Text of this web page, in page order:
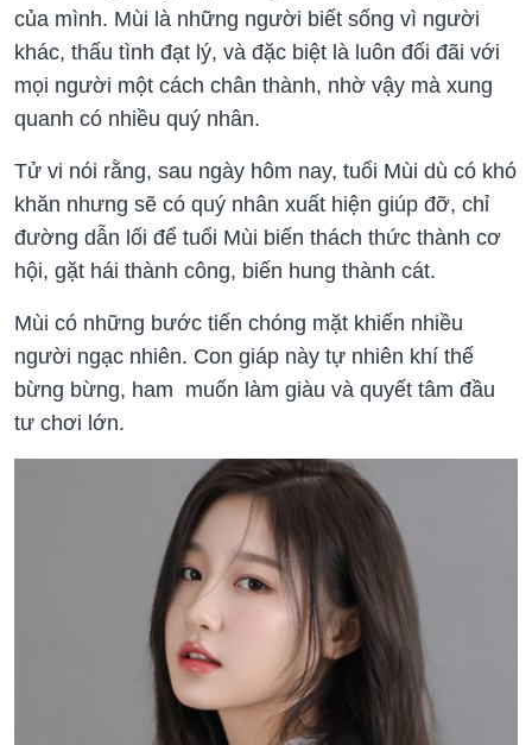
của mình. Mùi là những người biết sống vì người
khác, thấu tình đạt lý, và đặc biệt là luôn đối đãi với
mọi người một cách chân thành, nhờ vậy mà xung
quanh có nhiều quý nhân.
Tử vi nói rằng, sau ngày hôm nay, tuổi Mùi dù có khó
khăn nhưng sẽ có quý nhân xuất hiện giúp đỡ, chỉ
đường dẫn lối để tuổi Mùi biến thách thức thành cơ
hội, gặt hái thành công, biến hung thành cát.
Mùi có những bước tiến chóng mặt khiến nhiều
người ngạc nhiên. Con giáp này tự nhiên khí thế
bừng bừng, ham muốn làm giàu và quyết tâm đầu
tư chơi lớn.